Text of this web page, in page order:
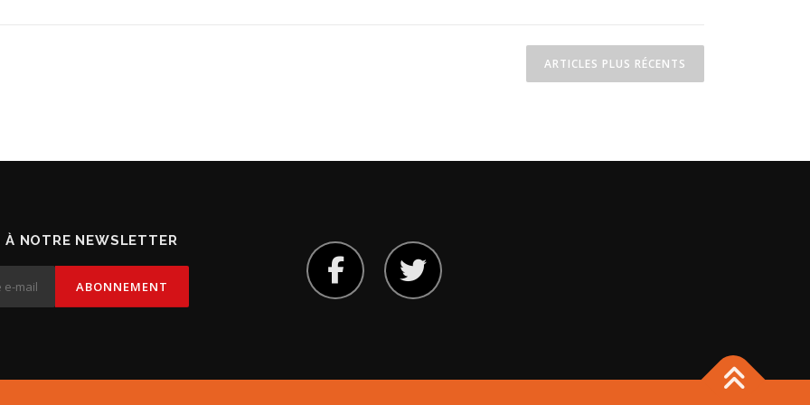
ARTICLES PLUS RÉCENTS
À NOTRE NEWSLETTER